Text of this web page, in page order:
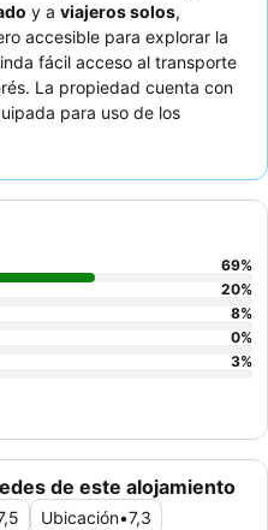
y a viajeros solos,
accesible para explorar la
fácil acceso al transporte
La propiedad cuenta con
para uso de los
la
un ambiente acogedor. Para
solicitar una habitación
de este alojamiento
Ubicación•7,3
69%
20%
8%
0%
3%